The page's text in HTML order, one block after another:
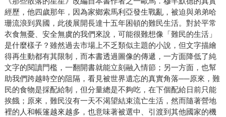
經歷，他四歲那年，因為家鄉索馬利亞發生戰亂，被迫與弟弟哈
珊流浪到異國，此後展開長達十五年困頓的難民生活。對於平常
衣食無憂、安全無虞的我們來說，可能很難想像「難民的生活」
是什麼樣子？雖然過去市場上不乏類似主題的小說，但文字描繪
得再生動都有其限制，而本書透過圖像的傳遞，一方面降低了純
文字的閱讀門檻，一翻開書就能立刻融入情節；另一方面，也幫
助我們跨越時空的阻隔，看見被世界遺忘的真實角落──原來，難
民的食物是採配給制，但分量總是不夠吃，在下個配給日前只能
挨餓；原來，難民沒有一天不渴望結束流亡生活，然而隨著營地
裡的人和帳篷越來越多，也意味著被選中、引渡到其他國家的機